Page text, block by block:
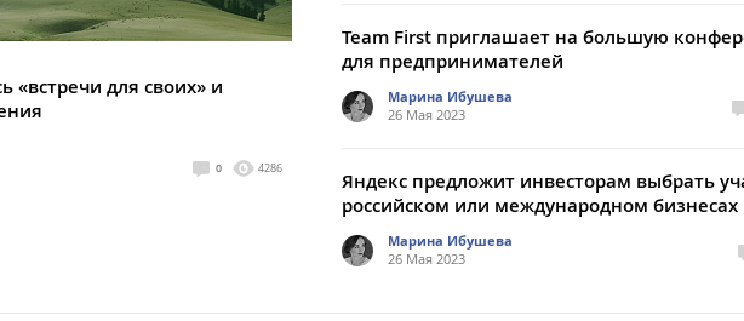
«встречи для своих» и
0 4286
Team First приглашает на большую
для предпринимателей
Марина Ибушева
26 Мая 2023
Яндекс предложит инвесторам выбрать
российском или международном бизнесах
Марина Ибушева
26 Мая 2023